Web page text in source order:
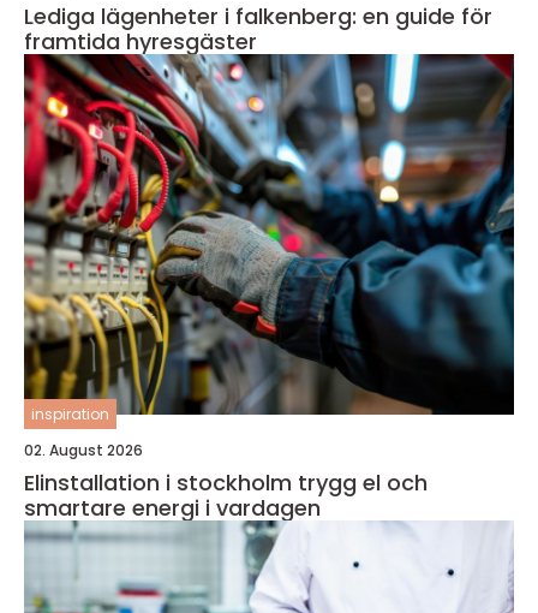
Lediga lägenheter i falkenberg: en guide för
framtida hyresgäster
inspiration
02. August 2026
Elinstallation i stockholm trygg el och
smartare energi i vardagen